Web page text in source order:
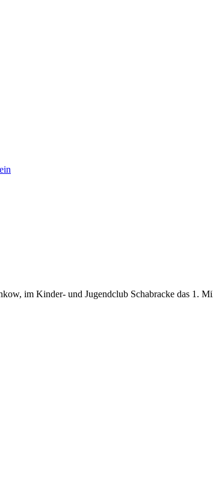
im Kinder- und Jugendclub Schabracke das 1.